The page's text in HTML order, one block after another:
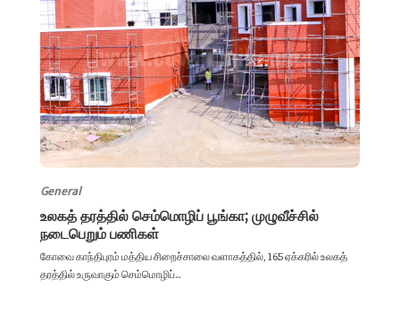
General
உலகத் தரத்தில் செம்மொழிப் பூங்கா; முழுவீச்சில்
நடைபெறும் பணிகள்
கோவை காந்திபுரம் மத்திய சிறைச்சாலை வளாகத்தில், 165 ஏக்கரில் உலகத்
தரத்தில் உருவாகும் செம்மொழிப்...